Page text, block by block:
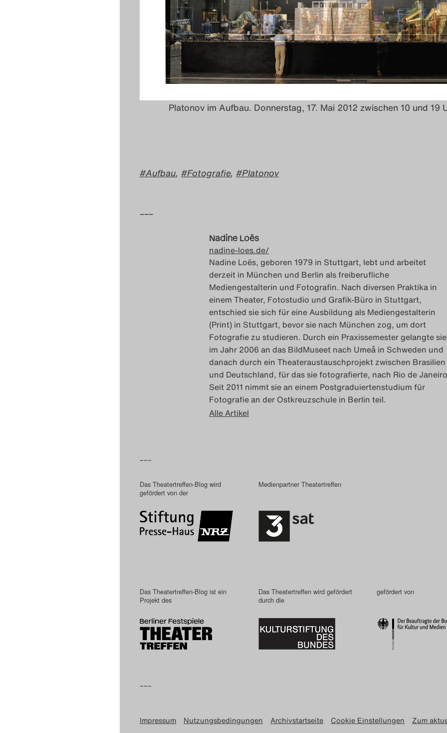
Platonov im Aufbau. Donnerstag, 17. Mai 2012 zwischen 10 und 19
Aufbau, Fotografie, Platonov
–––
Nadine Loës
nadine-loes.de/
Nadine Loës, geboren 1979 in Stuttgart, lebt und arbeitet
derzeit in München und Berlin als freiberufliche
Mediengestalterin und Fotografin. Nach diversen Praktika in
einem Theater, Fotostudio und Grafik-Büro in Stuttgart,
entschied sie sich für eine Ausbildung als Mediengestalterin
(Print) in Stuttgart, bevor sie nach München zog, um dort
Fotografie zu studieren. Durch ein Praxissemester gelangte sie
im Jahr 2006 an das BildMuseet nach Umeå in Schweden und
danach durch ein Theateraustauschprojekt zwischen Brasilien
und Deutschland, für das sie fotografierte, nach Rio de
Seit 2011 nimmt sie an einem Postgraduiertenstudium für
Fotografie an der Ostkreuzschule in Berlin teil.
Alle Artikel
–––
Das Theatertreffen-Blog wird
gefördert von der
Medienpartner Theatertreffen
Das Theatertreffen-Blog ist ein
Projekt des
Das Theatertreffen wird gefördert
durch die
gefördert von
–––
Impressum Nutzungsbedingungen Archivstartseite Cookie Einstellungen Zum